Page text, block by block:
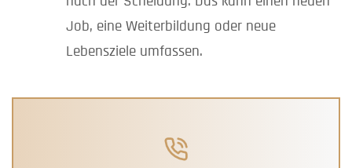
Job, eine Weiterbildung oder neue
Lebensziele umfassen.